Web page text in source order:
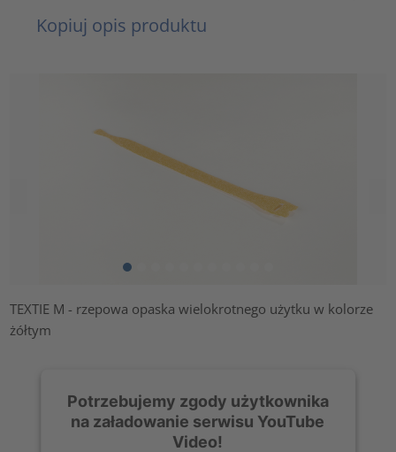
Kopiuj opis produktu
TEXTIE M - rzepowa opaska wielokrotnego użytku w kolorze
żółtym
Potrzebujemy zgody użytkownika
na załadowanie serwisu YouTube
Video!